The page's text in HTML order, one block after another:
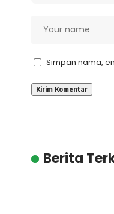
Simpan nama,
Berita